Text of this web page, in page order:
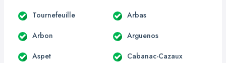
Tournefeuille Arbas
Arbon Arguenos
Aspet Cabanac-Cazaux